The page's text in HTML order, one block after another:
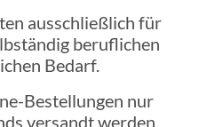
ausschließlich für
beruflichen
Bedarf.
Bestellungen nur
versandt werden.